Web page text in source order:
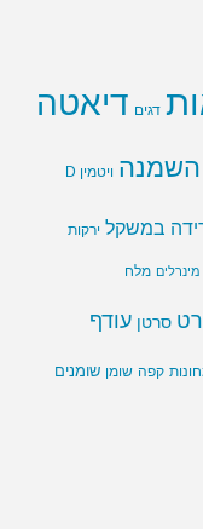
דגים דיאטה
השמנה ויטמין D
במשקל ירקות
מינרלים מלח
סרטן עודף
קפה שומן שומנים